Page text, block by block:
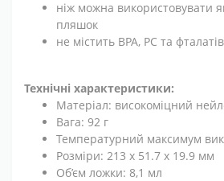
ніж можна використовувати
пляшок
не містить BPA, PC та фталатів
Технічні характеристики:
Матеріал: високоміцний
Вага: 92 г
Температурний максимум
Розміри: 213 x 51.7 x 19.9 мм
Об’єм ложки: 8,1 мл